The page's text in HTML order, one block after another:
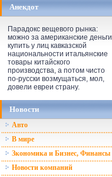
Анекдот
Парадокс вещевого рынка:
можно за американские деньги
купить у лиц кавказской
национальности итальянские
товары китайского
производства, а потом чисто
по-русски возмущаться, мол,
довели евреи страну.
Новости
Авто
В мире
Зкономика и Бизнес, Финансы
Новости компаний